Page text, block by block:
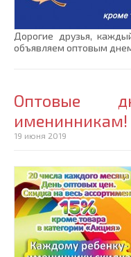
Дорогие друзья,
объявляем оптовым
Оптовые
именинникам!
19 июня 2019